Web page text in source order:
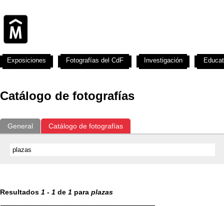
Catálogo de fotografías
General Catálogo de fotografías
Resultados 1 - 1 de 1 para plazas
Exposiciones Fotografías del CdF Investigación